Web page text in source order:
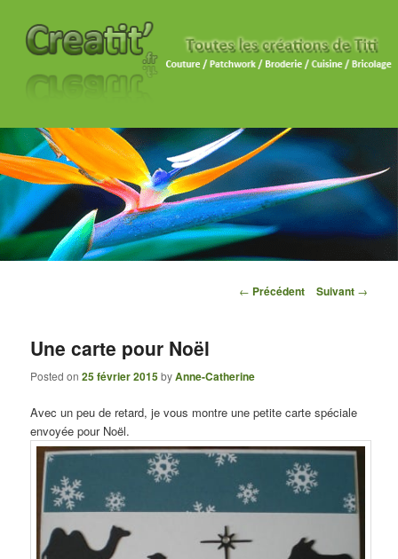
Navigation des articles
← Précédent Suivant →
Une carte pour Noël
Posted on25 février 2015byAnne-Catherine
Avec un peu de retard, je vous montre une petite carte spéciale
envoyée pour Noël.